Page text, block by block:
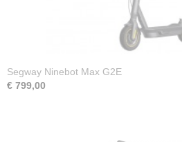
Mechanisch & elektronisch
Display
Segway Ninebot Max G2E
€ 799,00